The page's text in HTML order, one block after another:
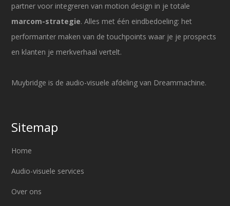
partner voor integreren van motion design in je totale
marcom-strategie. Alles met één eindbedoeling: het
performanter maken van de touchpoints waar je je prospects
en klanten je merkverhaal vertelt.
Muybridge is de audio-visuele afdeling van Dreammachine.
Sitemap
Home
Audio-visuele services
Over ons